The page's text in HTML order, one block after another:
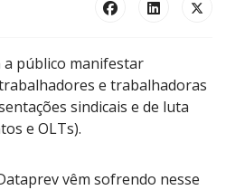
a público manifestar
e trabalhadoras
sindicais e de luta
e OLTs).
vêm sofrendo nesse